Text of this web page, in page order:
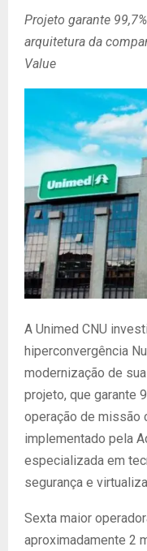
Projeto garante
arquitetura da
Value
A Unimed CNU
hiperconvergência
modernização de
projeto, que garante
operação de missão
implementado pela
especializada em
segurança e
Sexta maior
aproximadamente 2